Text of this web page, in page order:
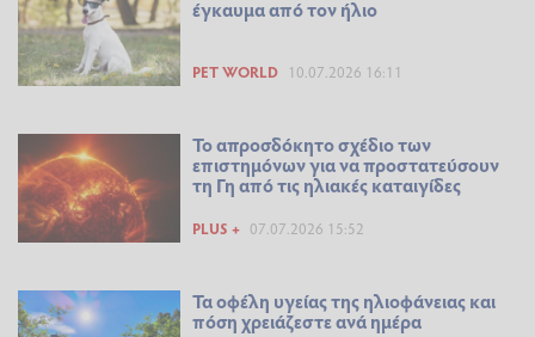
έγκαυμα από τον ήλιο
PET WORLD 10.07.2026 16:11
Το απροσδόκητο σχέδιο των
επιστημόνων για να προστατεύσουν
τη Γη από τις ηλιακές καταιγίδες
PLUS + 07.07.2026 15:52
Τα οφέλη υγείας της ηλιοφάνειας και
πόση χρειάζεστε ανά ημέρα